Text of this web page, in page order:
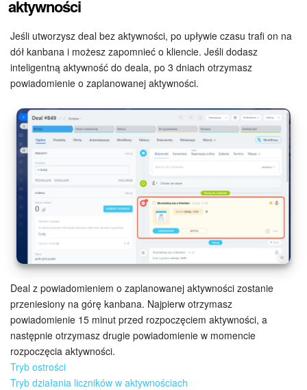
Widżet pracownika
Centrum Kontaktowe
Analityka CRM
Baza Wiedzy
CRM + Sklep internetowy
Wsparcie Bitrix24
AI CoPilot
Bitrix24 On-premise
e-Podpis
e-Podpis w HR
aktywności
Jeśli utworzysz deal bez aktywności, po upływie czasu trafi on na
dół kanbana i możesz zapomnieć o kliencie. Jeśli dodasz
inteligentną aktywność do deala, po 3 dniach otrzymasz
powiadomienie o zaplanowanej aktywności.
Deal z powiadomieniem o zaplanowanej aktywności zostanie
przeniesiony na górę kanbana. Najpierw otrzymasz
powiadomienie 15 minut przed rozpoczęciem aktywności, a
następnie otrzymasz drugie powiadomienie w momencie
rozpoczęcia aktywności.
Tryb ostrości
Tryb działania liczników w aktywnościach